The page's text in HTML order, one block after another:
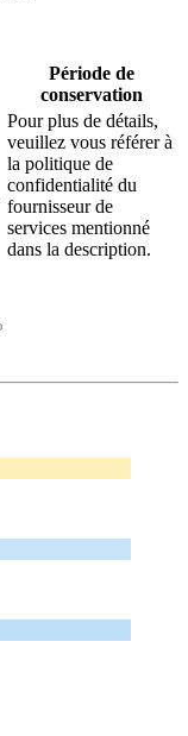
Période de
conservation
Pour plus de détails,
veuillez vous référer à
la politique de
confidentialité du
fournisseur de
services mentionné
dans la description.